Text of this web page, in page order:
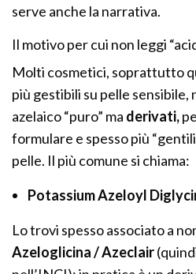
serve anche la narrativa.
Il motivo per cui non leggi
Molti cosmetici, soprattutto
più gestibili su pelle sensibile,
azelaico “puro” ma derivati,
formulare e spesso più
pelle. Il più comune si chiama:
Potassium Azeloyl
Lo trovi spesso associato a
Azeloglicina / Azeclair